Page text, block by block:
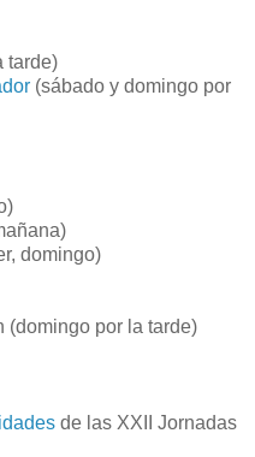
tarde)
(sábado y domingo por
domingo)
(domingo por la tarde)
de las XXII Jornadas